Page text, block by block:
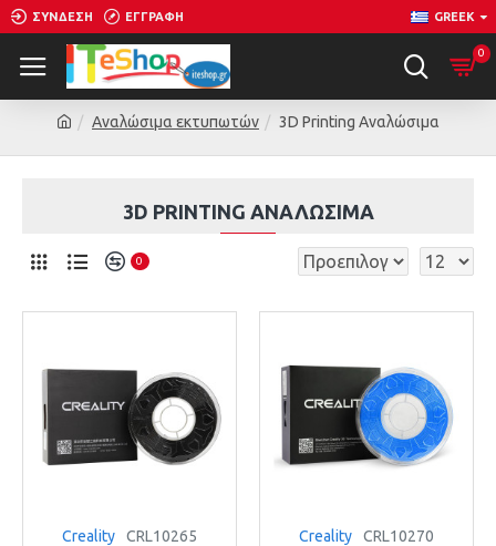
ΣΎΝΔΕΣΗ ΕΓΓΡΑΦΉ GREEK
0
Αναλώσιμα εκτυπωτών 3D Printing Αναλώσιμα
3D PRINTING ΑΝΑΛΏΣΙΜΑ
0
Creality CRL10265 Creality CRL10270